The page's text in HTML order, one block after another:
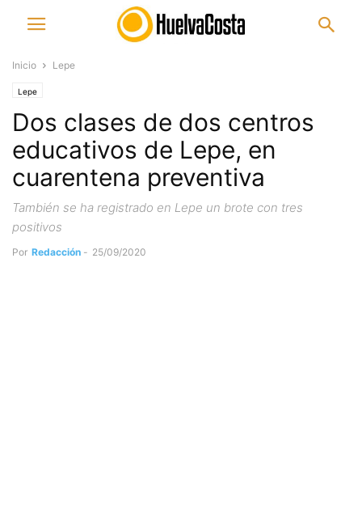
Inicio Lepe
Lepe
Dos clases de dos centros
educativos de Lepe, en
cuarentena preventiva
También se ha registrado en Lepe un brote con tres
positivos
Por Redacción - 25/09/2020